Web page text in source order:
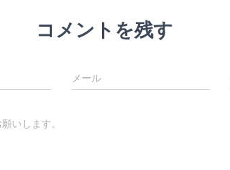
コメントを残す
メール
いします。